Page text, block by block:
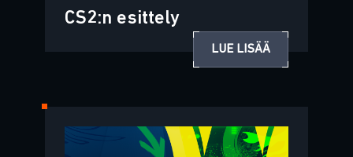
CS2:n esittely
LUE LISÄÄ